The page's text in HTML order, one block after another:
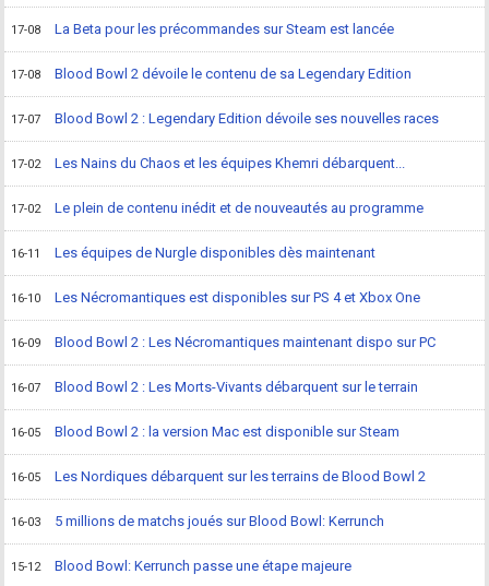
17-08 La Beta pour les précommandes sur Steam est lancée
17-08 Blood Bowl 2 dévoile le contenu de sa Legendary Edition
17-07 Blood Bowl 2 : Legendary Edition dévoile ses nouvelles races
17-02 Les Nains du Chaos et les équipes Khemri débarquent...
17-02 Le plein de contenu inédit et de nouveautés au programme
16-11 Les équipes de Nurgle disponibles dès maintenant
16-10 Les Nécromantiques est disponibles sur PS 4 et Xbox One
16-09 Blood Bowl 2 : Les Nécromantiques maintenant dispo sur PC
16-07 Blood Bowl 2 : Les Morts-Vivants débarquent sur le terrain
16-05 Blood Bowl 2 : la version Mac est disponible sur Steam
16-05 Les Nordiques débarquent sur les terrains de Blood Bowl 2
16-03 5 millions de matchs joués sur Blood Bowl: Kerrunch
15-12 Blood Bowl: Kerrunch passe une étape majeure